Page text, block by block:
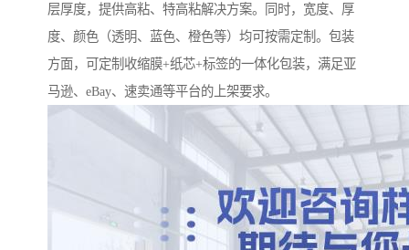
层厚度，提供高粘、特高粘解决方案。同时，宽度、厚
度、颜色（透明、蓝色、橙色等）均可按需定制。包装
方面，可定制收缩膜+纸芯+标签的一体化包装，满足亚
马逊、eBay、速卖通等平台的上架要求。